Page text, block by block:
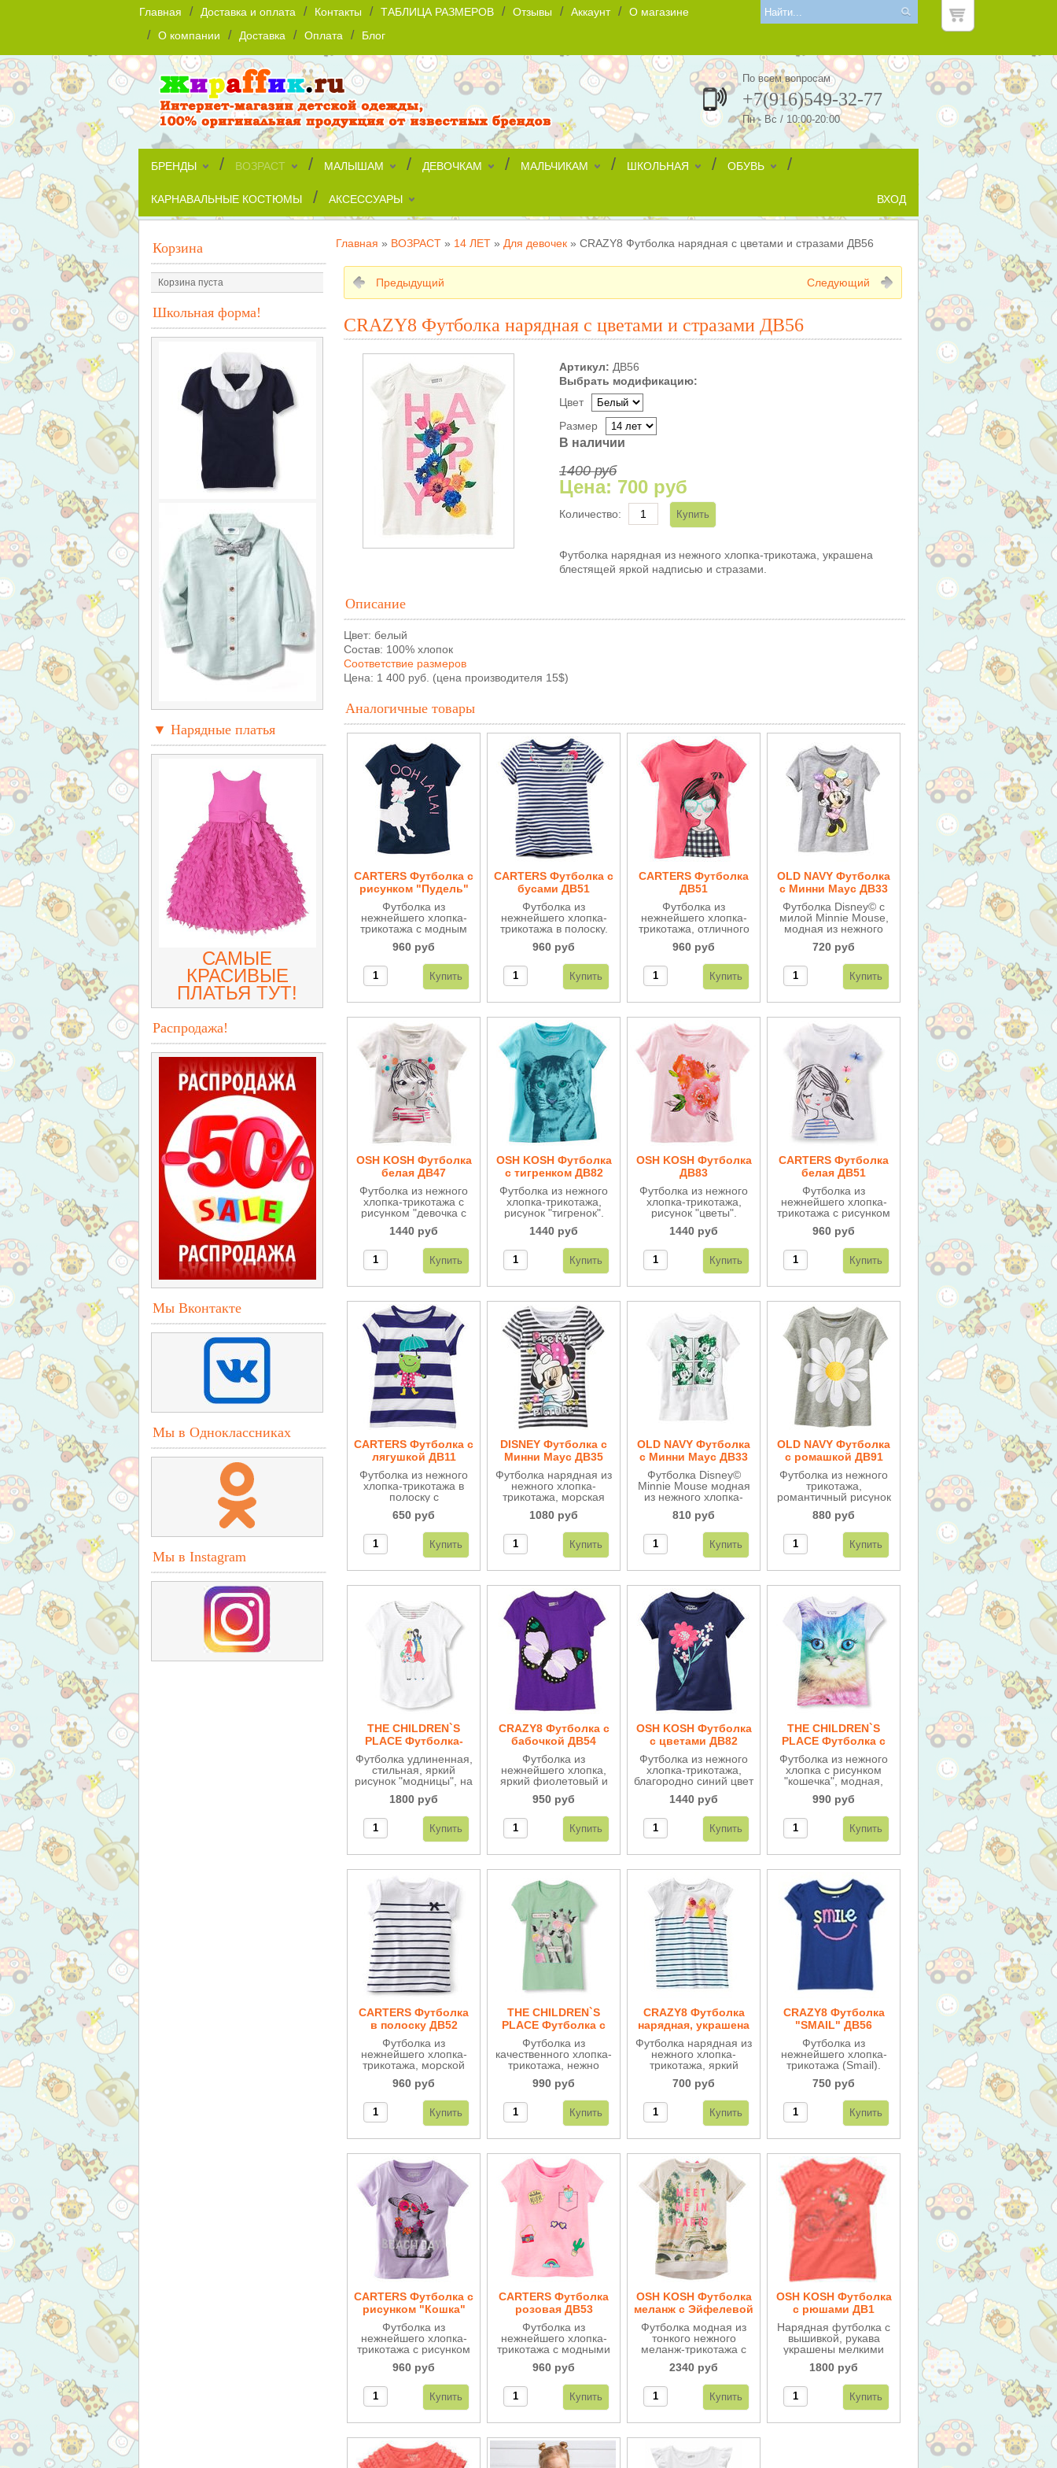
Главная / Доставка и оплата / Контакты / ТАБЛИЦА РАЗМЕРОВ / Отзывы / Аккаунт / О магазине
/ О компании / Доставка / Оплата / Блог
По всем вопросам
+7(916)549-32-77
Пн - Вс / 10:00-20:00
БРЕНДЫ / ВОЗРАСТ / МАЛЫШАМ / ДЕВОЧКАМ / МАЛЬЧИКАМ / ШКОЛЬНАЯ / ОБУВЬ /
КАРНАВАЛЬНЫЕ КОСТЮМЫ / АКСЕССУАРЫ ВХОД
Корзина
Корзина пуста
Школьная форма!
▼ Нарядные платья
САМЫЕ
КРАСИВЫЕ
ПЛАТЬЯ ТУТ!
Распродажа!
Мы Вконтакте
Мы в Одноклассниках
Мы в Instagram
Главная » ВОЗРАСТ » 14 ЛЕТ » Для девочек » CRAZY8 Футболка нарядная c цветами и стразами ДВ56
Предыдущий Следующий
CRAZY8 Футболка нарядная c цветами и стразами ДВ56
Артикул: ДВ56
Выбрать модификацию:
Цвет
Размер
В наличии
1400 руб
Цена: 700 руб
Количество:
Футболка нарядная из нежного хлопка-трикотажа, украшена
блестящей яркой надписью и стразами.
Описание
Цвет: белый
Состав: 100% хлопок
Соответствие размеров
Цена: 1 400 руб. (цена производителя 15$)
Аналогичные товары
CARTERS Футболка с
рисунком "Пудель"
ДВ53
Футболка из
нежнейшего хлопка-
трикотажа с модным
"Пудель".
960 руб
CARTERS Футболка с
бусами ДВ51
Футболка из
нежнейшего хлопка-
трикотажа в полоску.
украшения - бусы.
960 руб
CARTERS Футболка
ДВ51
Футболка из
нежнейшего хлопка-
трикотажа, отличного
стильная.
960 руб
OLD NAVY Футболка
с Минни Маус ДВ33
Футболка Disney© с
милой Minnie Mouse,
модная из нежного
720 руб
OSH KOSH Футболка
белая ДВ47
Футболка из нежного
хлопка-трикотажа с
рисунком "девочка с
1440 руб
OSH KOSH Футболка
с тигренком ДВ82
Футболка из нежного
хлопка-трикотажа,
рисунок "тигренок".
удобство и отличное
качество порадуют
маленьких модниц.
1440 руб
OSH KOSH Футболка
ДВ83
Футболка из нежного
хлопка-трикотажа,
рисунок "цветы".
нежные цвета.
1440 руб
CARTERS Футболка
белая ДВ51
Футболка из
нежнейшего хлопка-
трикотажа с рисунком
бабочками из тюли.
Отличное качество,
сохраняет
первоначальный вид
многочисленных
стирок.
960 руб
CARTERS Футболка с
лягушкой ДВ11
Футболка из нежного
хлопка-трикотажа в
полоску с
"лягушонок". Яркая,
удобная, отличного
качества.
650 руб
DISNEY Футболка с
Минни Маус ДВ35
Футболка нарядная из
нежного хлопка-
трикотажа, морская
аппликация (minnie
mouse) создают
неповторимый образ.
1080 руб
OLD NAVY Футболка
с Минни Маус ДВ33
Футболка Disney©
Minnie Mouse модная
из нежного хлопка-
герои и отличное
качество порадуют
наших модниц.
810 руб
OLD NAVY Футболка
с ромашкой ДВ91
Футболка из нежного
трикотажа,
романтичный рисунок
качество, сохраняет
прежний вид после
многочисленных
стирок.
880 руб
THE CHILDREN`S
PLACE Футболка-
туника ДВ93
Футболка удлиненная,
стильная, яркий
рисунок "модницы", на
нежного хлопка-
трикотажа. Очень
стильная и удобная.
1800 руб
CRAZY8 Футболка с
бабочкой ДВ54
Футболка из
нежнейшего хлопка,
яркий фиолетовый и
придают особый
шарм. Известный
американский
бренд CRAZY8
мире, как
производитель
качественной и
стильной одежды.
950 руб
OSH KOSH Футболка
с цветами ДВ82
Футболка из нежного
хлопка-трикотажа,
благородно синий цвет
"цветы". Модная,
удобная, отличного
качества.
1440 руб
THE CHILDREN`S
PLACE Футболка с
кошечкой ДВ92
Футболка из нежного
хлопка c рисунком
"кошечка", модная,
удобная.
990 руб
CARTERS Футболка
в полоску ДВ52
Футболка из
нежнейшего хлопка-
трикотажа, морской
Отличное качество
трикотажа позволяет
сохранять
первоначальных вид
многочисленных
стирок.
960 руб
THE CHILDREN`S
PLACE Футболка с
жирафами ДВ92
Футболка из
качественного хлопка-
трикотажа, нежно
рисунок "модные
жирафы".
990 руб
CRAZY8 Футболка
нарядная, украшена
цветами из ткани
ДВ56
Футболка нарядная из
нежного хлопка-
трикотажа, яркий
украшена цветами из
ткани.
700 руб
CRAZY8 Футболка
"SMAIL" ДВ56
Футболка из
нежнейшего хлопка-
трикотажа (Smail).
750 руб
CARTERS Футболка с
рисунком "Кошка"
ДВ53
Футболка из
нежнейшего хлопка-
трикотажа с рисунком
960 руб
CARTERS Футболка
розовая ДВ53
Футболка из
нежнейшего хлопка-
трикотажа с модными
960 руб
OSH KOSH Футболка
меланж с Эйфелевой
башней ДВ86
Футболка модная из
тонкого нежного
меланж-трикотажа с
рисунком "эйфелева
башня". На рукавах
отвороты, на спинке
романтичный бантик.
2340 руб
OSH KOSH Футболка
с рюшами ДВ1
Нарядная футболка с
вышивкой, рукава
украшены мелкими
качественная и
нежная футболочка.
1800 руб